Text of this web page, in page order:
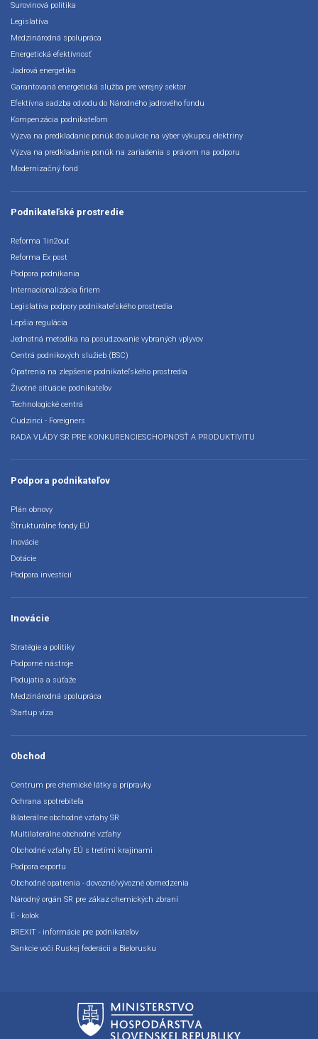
Surovinová politika
Legislatíva
Medzinárodná spolupráca
Energetická efektívnosť
Jadrová energetika
Garantovaná energetická služba pre verejný sektor
Efektívna sadzba odvodu do Národného jadrového fondu
Kompenzácia podnikateľom
Výzva na predkladanie ponúk do aukcie na výber výkupcu elektriny
Výzva na predkladanie ponúk na zariadenia s právom na podporu
Modernizačný fond
Podnikateľské prostredie
Reforma 1in2out
Reforma Ex post
Podpora podnikania
Internacionalizácia firiem
Legislatíva podpory podnikateľského prostredia
Lepšia regulácia
Jednotná metodika na posudzovanie vybraných vplyvov
Centrá podnikových služieb (BSC)
Opatrenia na zlepšenie podnikateľského prostredia
Životné situácie podnikateľov
Technologické centrá
Cudzinci - Foreigners
RADA VLÁDY SR PRE KONKURENCIESCHOPNOSŤ A PRODUKTIVITU
Podpora podnikateľov
Plán obnovy
Štrukturálne fondy EÚ
Inovácie
Dotácie
Podpora investícií
Inovácie
Stratégie a politiky
Podporné nástroje
Podujatia a súťaže
Medzinárodná spolupráca
Startup víza
Obchod
Centrum pre chemické látky a prípravky
Ochrana spotrebiteľa
Bilaterálne obchodné vzťahy SR
Multilaterálne obchodné vzťahy
Obchodné vzťahy EÚ s tretími krajinami
Podpora exportu
Obchodné opatrenia - dovozné/vývozné obmedzenia
Národný orgán SR pre zákaz chemických zbraní
E - kolok
BREXIT - informácie pre podnikateľov
Sankcie voči Ruskej federácii a Bielorusku